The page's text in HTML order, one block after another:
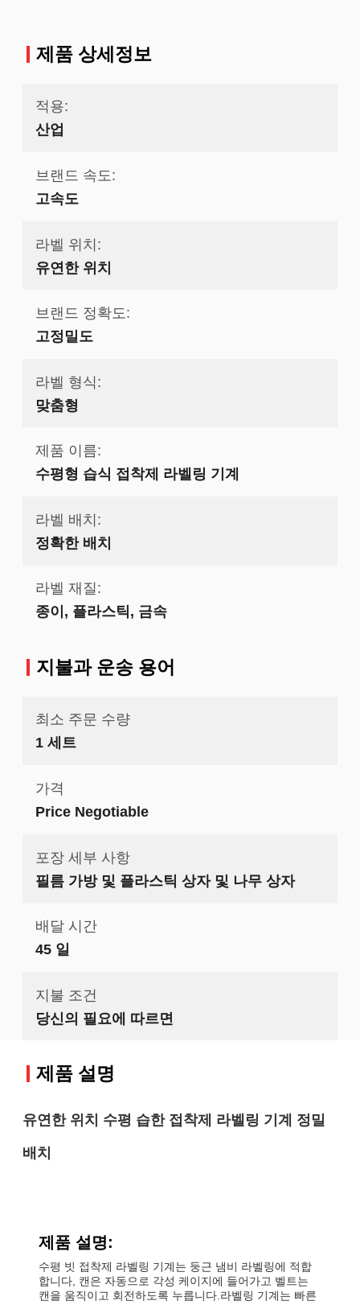
제품 상세정보
적용:
산업
브랜드 속도:
고속도
라벨 위치:
유연한 위치
브랜드 정확도:
고정밀도
라벨 형식:
맞춤형
제품 이름:
수평형 습식 접착제 라벨링 기계
라벨 배치:
정확한 배치
라벨 재질:
종이, 플라스틱, 금속
지불과 운송 용어
최소 주문 수량
1 세트
가격
Price Negotiable
포장 세부 사항
필름 가방 및 플라스틱 상자 및 나무 상자
배달 시간
45 일
지불 조건
당신의 필요에 따르면
제품 설명
유연한 위치 수평 습한 접착제 라벨링 기계 정밀
배치
제품 설명:
수평 빗 접착제 라벨링 기계는 둥근 냄비 라벨링에 적합
합니다, 캔은 자동으로 각성 케이지에 들어가고 벨트는
캔을 움직이고 회전하도록 누릅니다.라벨링 기계는 빠른